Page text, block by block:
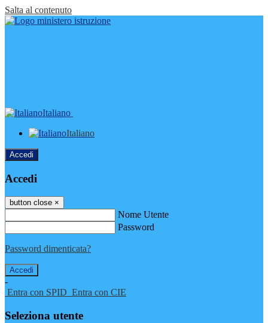
Salta al contenuto
Italiano
Italiano
Accedi
Accedi
button close ×
Nome Utente
Password
Password dimenticata?
-
Entra con SPID Entra con CIE
Seleziona utente